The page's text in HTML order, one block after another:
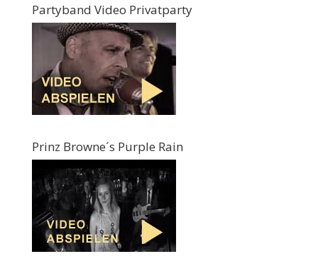
Partyband Video Privatparty
Prinz Browne´s Purple Rain